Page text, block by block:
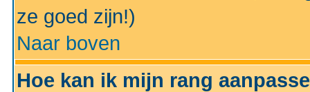
ze goed zijn!)
Naar boven
Hoe kan ik mijn rang